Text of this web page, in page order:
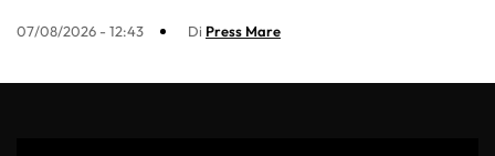
07/08/2026 - 12:43 Di Press Mare